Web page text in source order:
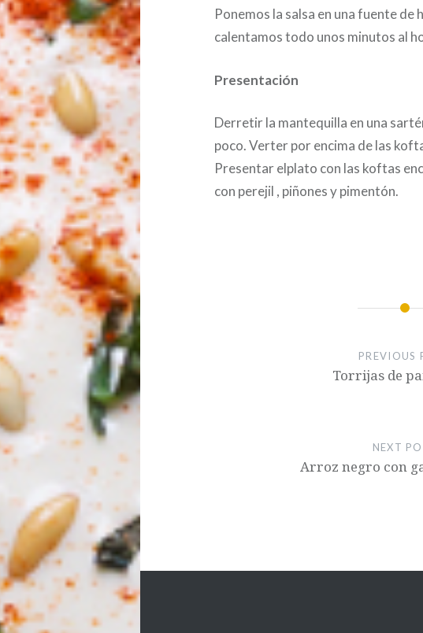
Ponemos la salsa en una fuente de
calentamos todo unos minutos al
Presentación
Derretir la mantequilla en una
poco. Verter por encima de las
Presentar elplato con las koftas
con perejil , piñones y pimentón.
Post
navigation
PREVIOUS
Torrijas de
NEXT
Arroz negro con